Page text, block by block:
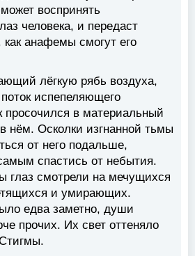
воспринять
человека, и передаст
как анафемы смогут его
лёгкую рябь воздуха,
испепеляющего
просочился в материальный
нём. Осколки изгнанной тьмы
от него подальше,
спастись от небытия.
глаз смотрели на мечущихся
и умирающих.
едва заметно, души
прочих. Их свет оттеняло